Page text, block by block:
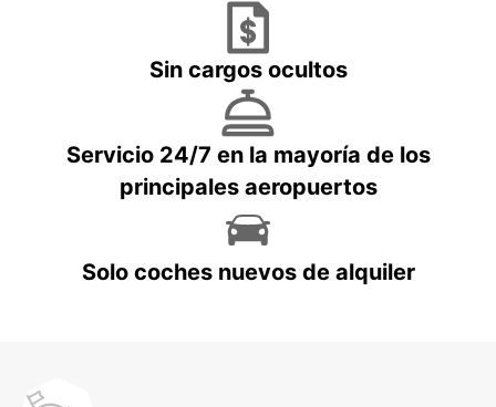
Sin cargos ocultos
Servicio 24/7 en la mayoría de los
principales aeropuertos
Solo coches nuevos de alquiler